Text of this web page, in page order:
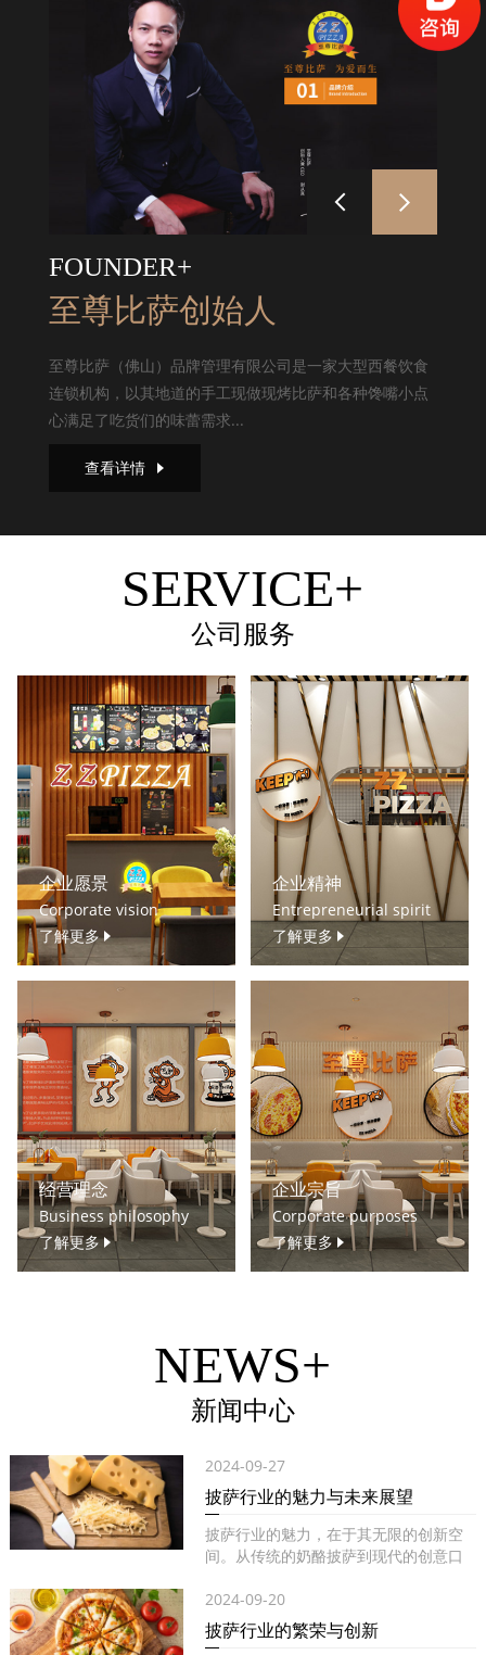
FOUNDER+
至尊比萨创始人
至尊比萨（佛山）品牌管理有限公司是一家大型西餐饮食
连锁机构，以其地道的手工现做现烤比萨和各种馋嘴小点
心满足了吃货们的味蕾需求...
查看详情
SERVICE+
公司服务
企业愿景
Corporate vision
了解更多
企业精神
Entrepreneurial spirit
了解更多
经营理念
Business philosophy
了解更多
企业宗旨
Corporate purposes
了解更多
NEWS+
新闻中心
2024-09-27
披萨行业的魅力与未来展望
披萨行业的魅力，在于其无限的创新空
间。从传统的奶酪披萨到现代的创意口
2024-09-20
披萨行业的繁荣与创新